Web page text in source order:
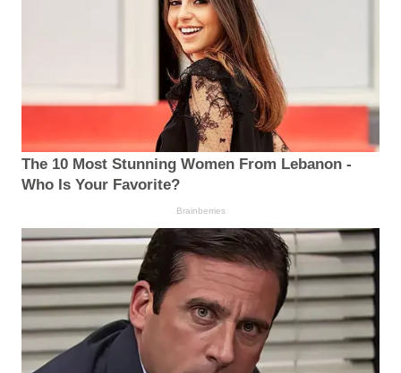
The 10 Most Stunning Women From Lebanon -
Who Is Your Favorite?
Brainberries